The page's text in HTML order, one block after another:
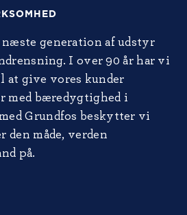
næste generation af udstyr
I over 90 år har vi
give vores kunder
med bæredygtighed i
Grundfos beskytter vi
den måde, verden
på.